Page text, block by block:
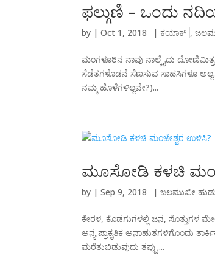
ಫಲ್ಗುಣಿ – ಒಂದು
by |Oct 1, 2018 | ಕಯಾಕ್ ,
ಮಂಗಳೂರಿನ ನಾವು ನಾಲ್ಕೈದು
ಸೆಡೆತಗಳೊಡನೆ ಸೆಣಸುವ ಸಾಹಸಿಗಳೂ ಅಲ್ಲ.
ನಮ್ಮ ಹೊಳೆಗಳಿಲ್ಲವೇ?)...
ಮೂಸೋಡಿ ಕಳಚಿ
by |Sep 9, 2018 |ಜಲಮುಖೀ
ಕೇರಳ, ಕೊಡಗುಗಳಲ್ಲಿ ಜನ, ಸೊತ್ತುಗಳ
ಅನ್ಯ ಪ್ರಾಕೃತಿಕ ಅನಾಹುತಗಳಿಗೊಂದು
ಮರೆತುಬಿಡುವುದು ತಪ್ಪು....